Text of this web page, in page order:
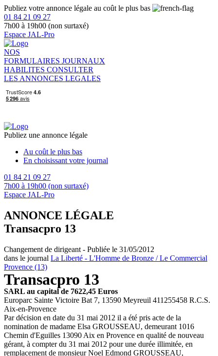
Publiez votre annonce légale au coût le plus bas
01 84 21 09 27
7h00 à 19h00 (non surtaxé)
Espace JAL-Pro
NOS
FORMULAIRES JOURNAUX
HABILITES CONSULTER
LES ANNONCES LEGALES
Publiez une annonce légale
Au coût le plus bas
En choisissant votre journal
01 84 21 09 27
7h00 à 19h00 (non surtaxé)
Espace JAL-Pro
ANNONCE LÉGALE
Transacpro 13
Changement de dirigeant - Publiée le 31/05/2012
dans le journal La Liberté - L'Homme de Bronze / Le Commercial
Provence (13)
Transacpro 13
SARL au capital de 7622,45 Euros
Europarc Sainte Victoire Bat 7, 13590 Meyreuil 411255458 R.C.S.
Aix-en-Provence
Par décision en date du 31 mai 2012 il a été pris acte de la
nomination de madame Elsa GROUSSEAU, demeurant 1016
Chemin d'Eguilles 13090 Aix en Provence en qualité de nouveau
gérant, à compter du 31 mai 2012 pour une durée illimitée, en
remplacement de monsieur Noel Edmond GROUSSEAU,